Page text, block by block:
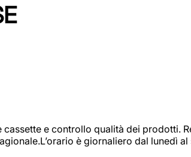
e controllo qualità dei prodotti.
è giornaliero dal lunedì al